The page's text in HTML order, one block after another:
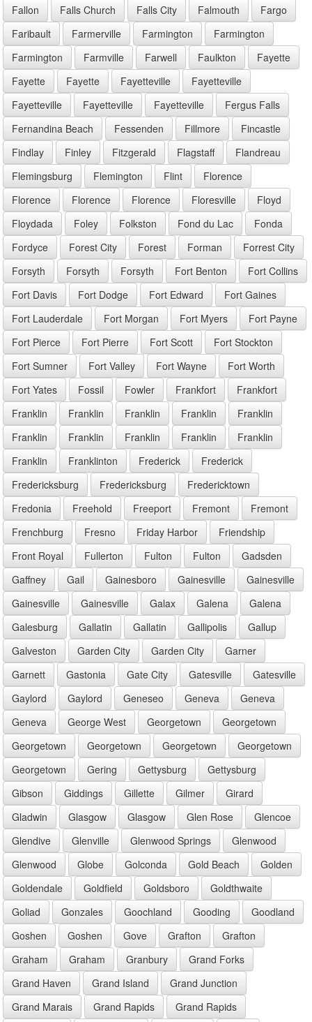
Fallon Falls Church Falls City Falmouth
Fargo
Faribault
Farmerville Farmington
Farmington
Farmington
Farmville Farwell Faulkton
Fayette
Fayette
Fayette Fayetteville
Fayetteville
Fayetteville
Fayetteville Fayetteville
Fergus Falls
Fernandina Beach
Fessenden Fillmore
Fincastle
Findlay
Finley Fitzgerald Flagstaff
Flandreau
Flemingsburg
Flemington Flint
Florence
Florence
Florence Florence Floresville
Floyd
Floydada
Foley Folkston Fond du Lac
Fonda
Fordyce
Forest City Forest Forman
Forrest City
Forsyth
Forsyth Forsyth Fort Benton
Fort Collins
Fort Davis
Fort Dodge Fort Edward
Fort Gaines
Fort Lauderdale
Fort Morgan Fort Myers
Fort Payne
Fort Pierce
Fort Pierre Fort Scott
Fort Stockton
Fort Sumner
Fort Valley Fort Wayne
Fort Worth
Fort Yates
Fossil Fowler Frankfort
Frankfort
Franklin
Franklin Franklin Franklin
Franklin
Franklin
Franklin Franklin Franklin
Franklin
Franklin
Franklinton Frederick
Frederick
Fredericksburg
Fredericksburg
Fredericktown
Fredonia
Freehold Freeport Fremont
Fremont
Frenchburg
Fresno Friday Harbor
Friendship
Front Royal
Fullerton Fulton Fulton
Gadsden
Gaffney
Gail Gainesboro Gainesville
Gainesville
Gainesville
Gainesville Galax Galena
Galena
Galesburg
Gallatin Gallatin Gallipolis
Gallup
Galveston
Garden City Garden City
Garner
Garnett
Gastonia Gate City Gatesville
Gatesville
Gaylord
Gaylord Geneseo Geneva
Geneva
Geneva
George West Georgetown
Georgetown
Georgetown
Georgetown Georgetown
Georgetown
Georgetown
Gering Gettysburg
Gettysburg
Gibson
Giddings Gillette Gilmer
Girard
Gladwin
Glasgow Glasgow Glen Rose
Glencoe
Glendive
Glenville Glenwood Springs
Glenwood
Glenwood
Globe Golconda Gold Beach
Golden
Goldendale
Goldfield Goldsboro
Goldthwaite
Goliad
Gonzales Goochland Gooding
Goodland
Goshen
Goshen Gove Grafton
Grafton
Graham
Graham Granbury
Grand Forks
Grand Haven
Grand Island
Grand Junction
Grand Marais
Grand Rapids
Grand Rapids